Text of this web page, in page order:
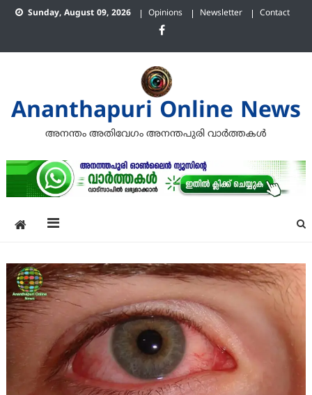
Skip
Sunday, August 09, 2026 Opinions Newsletter Contact
Ananthapuri Online News
അനന്തം അതിവേഗം അനന്തപുരി വാര്‍ത്തകള്‍